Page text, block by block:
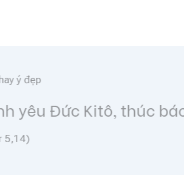
Go and make